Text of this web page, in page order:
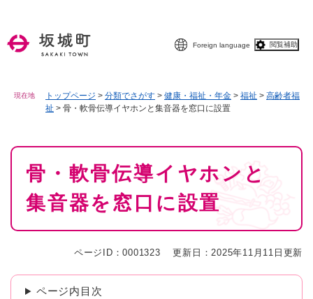
Foreign language 閲覧補助
現在地 トップページ > 分類でさがす > 健康・福祉・年金 > 福祉 > 高齢者福
祉 > 骨・軟骨伝導イヤホンと集音器を窓口に設置
本
骨・軟骨伝導イヤホンと
集音器を窓口に設置
ページID：0001323 更新日：2025年11月11日更新
ページ内目次